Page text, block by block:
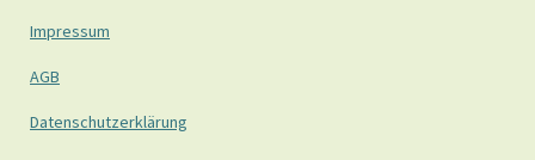
Impressum
AGB
Datenschutzerklärung